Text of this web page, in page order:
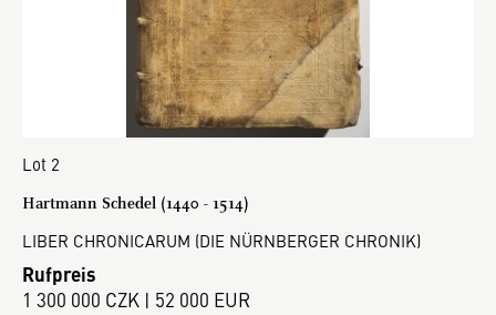
Lot 2
Hartmann Schedel (1440 - 1514)
LIBER CHRONICARUM (DIE NÜRNBERGER CHRONIK)
Rufpreis
1 300 000 CZK | 52 000 EUR